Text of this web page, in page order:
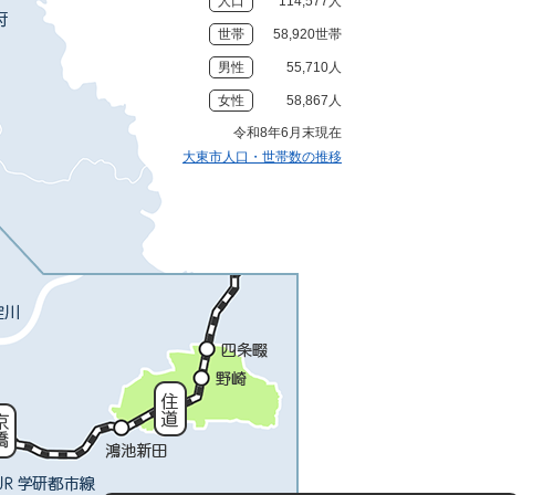
世帯 58,920世帯
男性 55,710人
女性 58,867人
令和8年6月末現在
大東市人口・世帯数の推移